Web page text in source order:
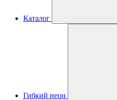
Каталог
Гибкий неон